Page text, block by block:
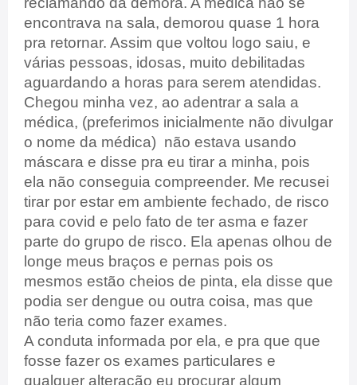
encontrava na sala, demorou quase 1 hora
pra retornar. Assim que voltou logo saiu, e
várias pessoas, idosas, muito debilitadas
aguardando a horas para serem atendidas.
Chegou minha vez, ao adentrar a sala a
médica, (preferimos inicialmente não divulgar
o nome da médica) não estava usando
máscara e disse pra eu tirar a minha, pois
ela não conseguia compreender. Me recusei
tirar por estar em ambiente fechado, de risco
para covid e pelo fato de ter asma e fazer
parte do grupo de risco. Ela apenas olhou de
longe meus braços e pernas pois os
mesmos estão cheios de pinta, ela disse que
podia ser dengue ou outra coisa, mas que
não teria como fazer exames.
A conduta informada por ela, e pra que que
fosse fazer os exames particulares e
qualquer alteração eu procurar algum